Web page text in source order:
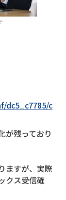
dc5_c7785/c
が残っており
ますが、実際
クス受信確